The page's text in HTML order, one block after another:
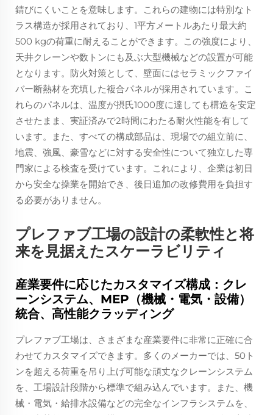
錆びにくいことを意味します。これらの建物には特別なト
ラス構造が採用されており、1平方メートルあたり最大約
500 kgの荷重に耐えることができます。この強度により、
天井クレーンや数トンにも及ぶ大型機械などの設置が可能
となります。防火対策として、壁面にはセラミックファイ
バー断熱材を充填した複合パネルが採用されています。こ
れらのパネルは、温度が摂氏1000度に達しても構造を安定
させたまま、実証済みで2時間にわたる耐火性能を有して
います。また、すべての構成部品は、現場での組立前に、
地震、強風、豪雪などに対する安全性について独立した専
門家による検査を受けています。これにより、企業は初日
から安全な操業を開始でき、後日追加の改修費用を負担す
る必要がありません。
プレファブ工場の設計の柔軟性と将
来を見据えたスケーラビリティ
産業要件に応じたカスタマイズ構成：クレ
ーンシステム、MEP（機械・電気・設備）
統合、高性能クラッディング
プレファブ工場は、さまざまな産業要件に非常に正確に合
わせてカスタマイズできます。多くのメーカーでは、50ト
ンを超える荷重を吊り上げ可能な頑丈なクレーンシステム
を、工場設計段階から標準で組み込んでいます。また、機
械・電気・給排水設備などの完全なインフラシステムを、